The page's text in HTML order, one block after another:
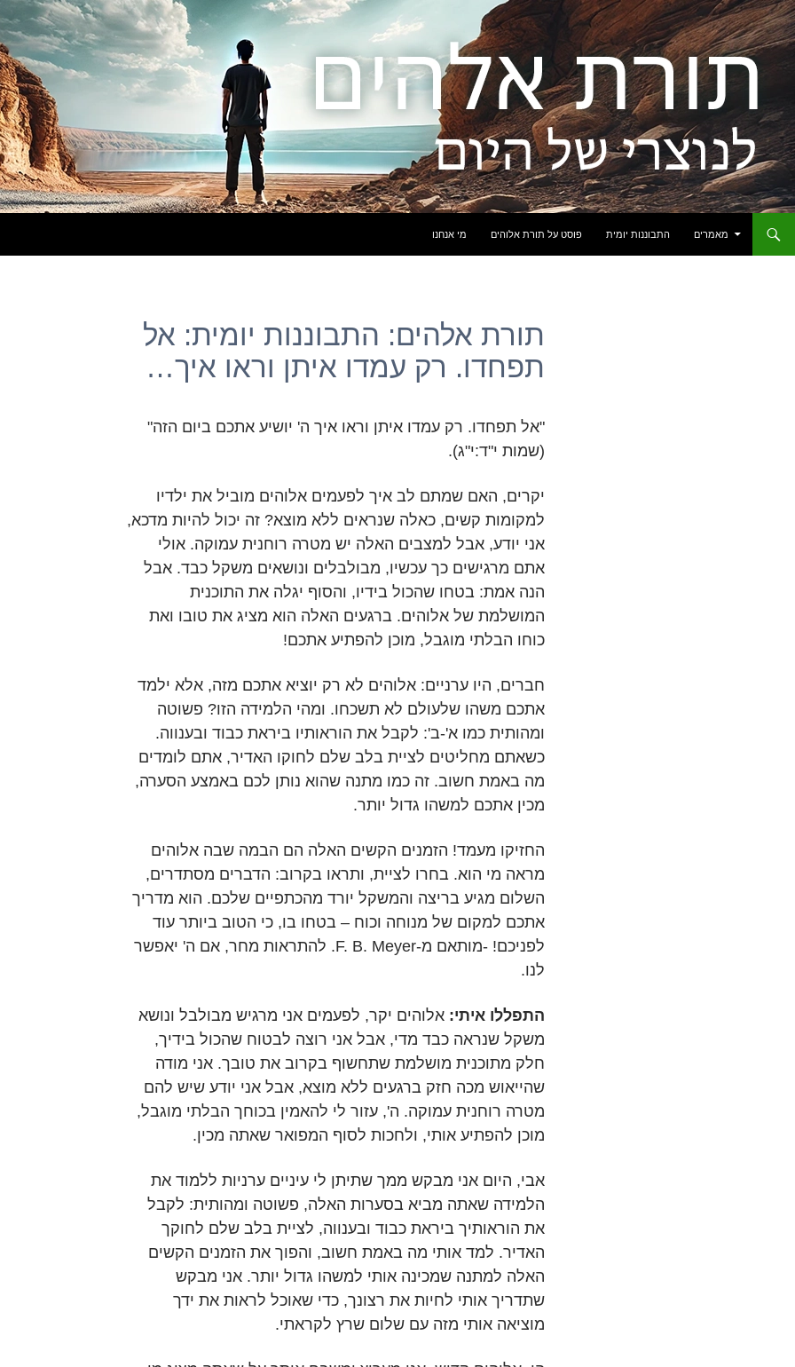
מאמרים
התבוננות יומית פוסט על תורת אלוהים מי אנחנו
תורת אלהים: התבוננות יומית: אל
תפחדו. רק עמדו איתן וראו איך…
"אל תפחדו. רק עמדו איתן וראו איך ה' יושיע אתכם ביום הזה"
(שמות י"ד:י"ג).
יקרים, האם שמתם לב איך לפעמים אלוהים מוביל את ילדיו
למקומות קשים, כאלה שנראים ללא מוצא? זה יכול להיות מדכא,
אני יודע, אבל למצבים האלה יש מטרה רוחנית עמוקה. אולי
אתם מרגישים כך עכשיו, מבולבלים ונושאים משקל כבד. אבל
הנה אמת: בטחו שהכול בידיו, והסוף יגלה את התוכנית
המושלמת של אלוהים. ברגעים האלה הוא מציג את טובו ואת
כוחו הבלתי מוגבל, מוכן להפתיע אתכם!
חברים, היו ערניים: אלוהים לא רק יוציא אתכם מזה, אלא ילמד
אתכם משהו שלעולם לא תשכחו. ומהי הלמידה הזו? פשוטה
ומהותית כמו א'-ב': לקבל את הוראותיו ביראת כבוד ובענווה.
כשאתם מחליטים לציית בלב שלם לחוקו האדיר, אתם לומדים
מה באמת חשוב. זה כמו מתנה שהוא נותן לכם באמצע הסערה,
מכין אתכם למשהו גדול יותר.
החזיקו מעמד! הזמנים הקשים האלה הם הבמה שבה אלוהים
מראה מי הוא. בחרו לציית, ותראו בקרוב: הדברים מסתדרים,
השלום מגיע בריצה והמשקל יורד מהכתפיים שלכם. הוא מדריך
אתכם למקום של מנוחה וכוח – בטחו בו, כי הטוב ביותר עוד
לפניכם! -מותאם מ-F. B. Meyer. להתראות מחר, אם ה' יאפשר
לנו.
התפללו איתי: אלוהים יקר, לפעמים אני מרגיש מבולבל ונושא
משקל שנראה כבד מדי, אבל אני רוצה לבטוח שהכול בידיך,
חלק מתוכנית מושלמת שתחשוף בקרוב את טובך. אני מודה
שהייאוש מכה חזק ברגעים ללא מוצא, אבל אני יודע שיש להם
מטרה רוחנית עמוקה. ה', עזור לי להאמין בכוחך הבלתי מוגבל,
מוכן להפתיע אותי, ולחכות לסוף המפואר שאתה מכין.
אבי, היום אני מבקש ממך שתיתן לי עיניים ערניות ללמוד את
הלמידה שאתה מביא בסערות האלה, פשוטה ומהותית: לקבל
את הוראותיך ביראת כבוד ובענווה, לציית בלב שלם לחוקך
האדיר. למד אותי מה באמת חשוב, והפוך את הזמנים הקשים
האלה למתנה שמכינה אותי למשהו גדול יותר. אני מבקש
שתדריך אותי לחיות את רצונך, כדי שאוכל לראות את ידך
מוציאה אותי מזה עם שלום שרץ לקראתי.